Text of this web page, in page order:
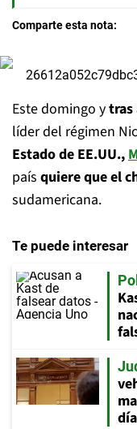
Comparte esta nota:
Este domingo ytras
líder del régimen
Estado de EE.UU.,
país quiere que el
sudamericana.
Te puede interesar